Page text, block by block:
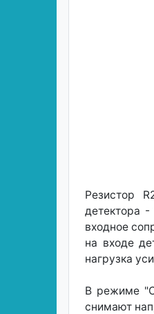
Резистор
детектора
входное
на входе
нагрузка
В режиме
снимают